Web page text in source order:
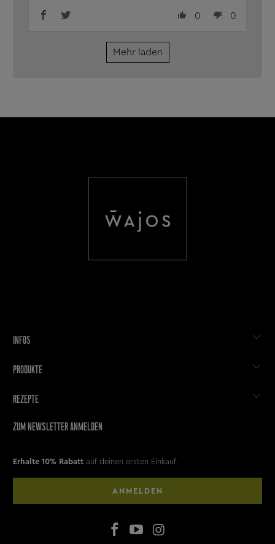
0 0
Mehr laden
INFOS
PRODUKTE
REZEPTE
ZUM NEWSLETTER ANMELDEN
Erhalte 10% Rabatt auf deinen ersten Einkauf.
ANMELDEN